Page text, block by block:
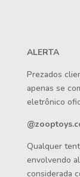
ALERTA
Prezados
apenas se
eletrônico
Qualquer
envolvendo
considerada